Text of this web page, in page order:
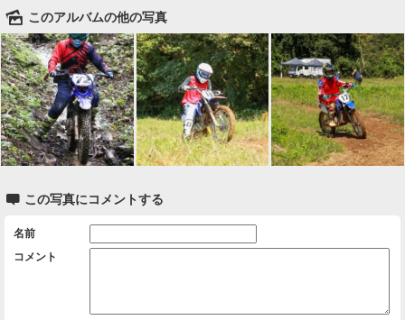
🌄 このアルバムの他の写真
 この写真にコメントする
名前
コメント